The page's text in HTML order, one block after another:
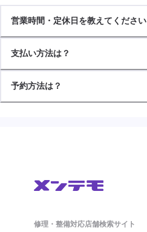
営業時間・定休日を教えてください
支払い方法は？
予約方法は？
修理・整備対応店舗検索サイト